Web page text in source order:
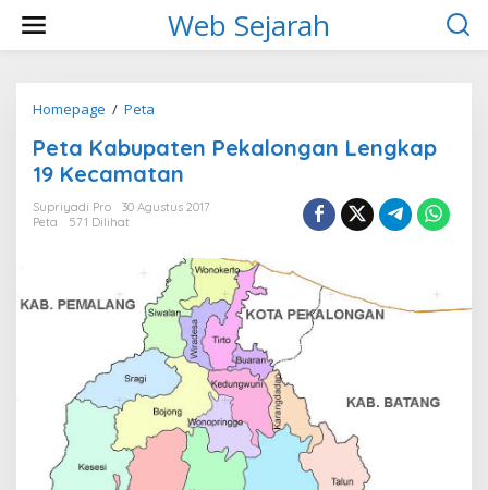
w
Web Sejarah
Homepage / Peta
t
a
K
a
t
n
k
a
l
Peta Kabupaten Pekalongan Lengkap
19 Kecamatan
Supriyadi Pro
30 Agustus 2017
Peta
571 Dilihat